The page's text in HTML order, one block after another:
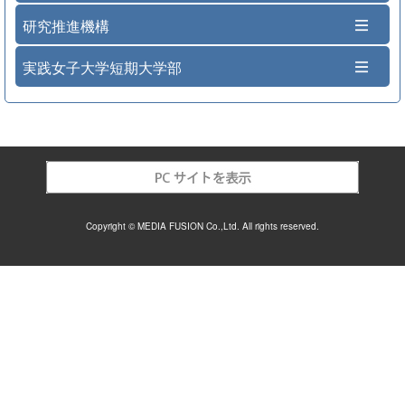
研究推進機構
実践女子大学短期大学部
Copyright © MEDIA FUSION Co.,Ltd. All rights reserved.